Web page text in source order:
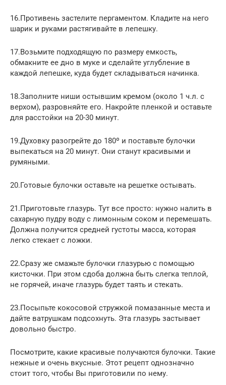
16.Противень застелите пергаментом. Кладите на него
шарик и руками растягивайте в лепешку.
17.Возьмите подходящую по размеру емкость,
обмакните ее дно в муке и сделайте углубление в
каждой лепешке, куда будет складываться начинка.
18.Заполните ниши остывшим кремом (около 1 ч.л. с
верхом), разровняйте его. Накройте пленкой и оставьте
для расстойки на 20-30 минут.
19.Духовку разогрейте до 180º и поставьте булочки
выпекаться на 20 минут. Они станут красивыми и
румяными.
20.Готовые булочки оставьте на решетке остывать.
21.Приготовьте глазурь. Тут все просто: нужно налить в
сахарную пудру воду с лимонным соком и перемешать.
Должна получится средней густоты масса, которая
легко стекает с ложки.
22.Сразу же смажьте булочки глазурью с помощью
кисточки. При этом сдоба должна быть слегка теплой,
не горячей, иначе глазурь будет таять и стекать.
23.Посыпьте кокосовой стружкой помазанные места и
дайте ватрушкам подсохнуть. Эта глазурь застывает
довольно быстро.
Посмотрите, какие красивые получаются булочки. Такие
нежные и очень вкусные. Этот рецепт однозначно
стоит того, чтобы Вы приготовили по нему.